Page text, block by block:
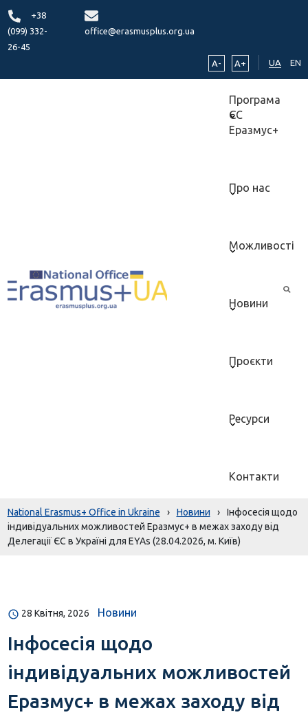
+38
(099) 332-
26-45
office@erasmusplus.org.ua
A- A+ UA EN
Програма
ЄС
Еразмус+
Про нас
Можливості
Новини
Проєкти
Ресурси
Контакти
National Erasmus+ Office in Ukraine › Новини ›
Інфосесія щодо
індивідуальних можливостей Еразмус+ в межах заходу від
Делегації ЄС в Україні для EYAs (28.04.2026, м. Київ)
28 Квітня, 2026 Новини
Інфосесія щодо
індивідуальних можливостей
Еразмус+ в межах заходу від